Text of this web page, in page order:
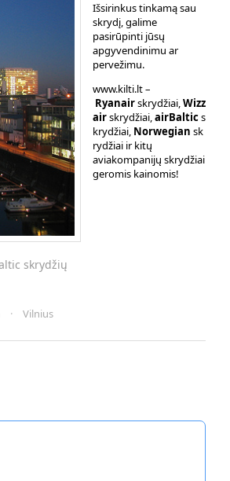
skrydžių
Išsirinkus tinkamą sau
skrydį, galime
pasirūpinti jūsų
apgyvendinimu ar
pervežimu.
www.kilti.lt –
Ryanairskrydžiai,Wizz
airskrydžiai,airBaltics
krydžiai, Norwegian sk
rydžiai ir kitų
aviakompanijų skrydžiai
geromis kainomis!
· Vilnius